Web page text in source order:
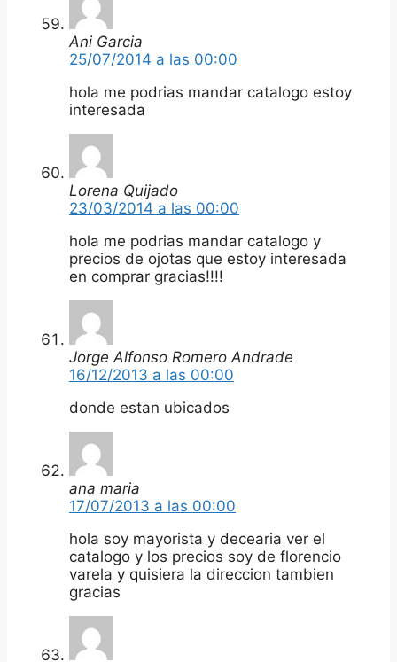
Ani Garcia
25/07/2014 a las 00:00
hola me podrias mandar catalogo estoy
interesada
Lorena Quijado
23/03/2014 a las 00:00
hola me podrias mandar catalogo y
precios de ojotas que estoy interesada
en comprar gracias!!!!
Jorge Alfonso Romero Andrade
16/12/2013 a las 00:00
donde estan ubicados
ana maria
17/07/2013 a las 00:00
hola soy mayorista y decearia ver el
catalogo y los precios soy de florencio
varela y quisiera la direccion tambien
gracias